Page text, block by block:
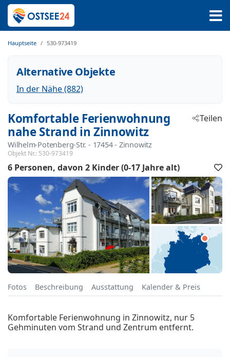
Hauptseite 530-973419
Alternative Objekte
In der Nähe (882)
Komfortable Ferienwohnung
nahe Strand in Zinnowitz
Wilhelm-Potenberg-Str. - 17454 - Zinnowitz
Objekt Nr.: 530-973419
Teilen
6 Personen davon 2 Kinder (0-17 Jahre alt)
Fotos Beschreibung Ausstattung Kalender & Preis
Komfortable Ferienwohnung in Zinnowitz, nur 5
Gehminuten vom Strand und Zentrum entfernt.